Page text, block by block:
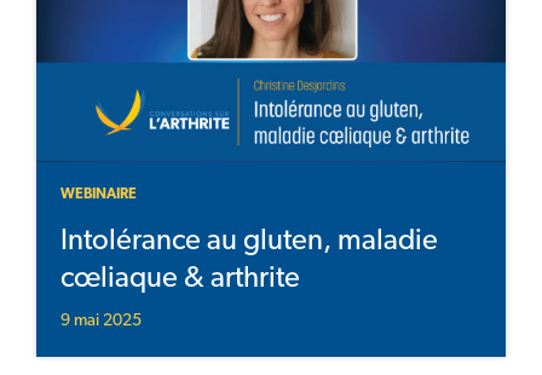
WEBINAIRE
Intolérance au gluten, maladie
cœliaque & arthrite
9 mai 2025